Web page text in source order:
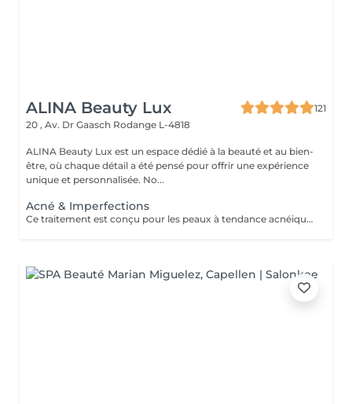
ALINA Beauty Lux
121
20 , Av. Dr Gaasch Rodange L-4818
ALINA Beauty Lux est un espace dédié à la beauté et au bien-
être, où chaque détail a été pensé pour offrir une expérience
unique et personnalisée. No...
Acné & Imperfections
Ce traitement est conçu pour les peaux à tendance acnéique, des imperfections légères aux formes plus importantes. Après un diagnostic personnalisé, un protocole sur mesure sera établi en fonction de votre peau et de la sévérité de l'acné, en associant les techniques les plus adaptées. Idéal pour : Acné légère à importante Excès de sébum Pores dilatés Points noirs Boutons inflammatoires Marques post-acné Cicatrices superficielles Grain de peau irrégulier Nos protocoles peuvent associer différents traitements professionnels afin d'obtenir les meilleurs résultats tout en respectant votre peau. Une cure de 4 à 8 séances, espacées de 2 à 4 semaines, est généralement recommandée selon l'état de la peau. À LIRE AVANT VOTRE SÉANCE Évitez toute exposition au soleil, aux UV et aux autobronzants pendant les 2 semaines avant et après le traitement. Informez-nous si vous prenez un traitement médical (Roaccutane®, antibiotiques photosensibilisants ou tout autre médicament pouvant influencer le traitement). Traitement contre-indiqué pendant la grossesse. Merci de nous informer en cas d'herpès actif, d'infection cutanée, de plaie, d'eczéma, de psoriasis ou de toute maladie de peau. Ne pas utiliser de rétinol, d'acides exfoliants ou de peeling chimique 5 à 7 jours avant et après la séance. Une protection solaire SPF 50 est recommandée pendant toute la durée du traitement. En cas de doute, contactez-nous avant votre rendez-vous.